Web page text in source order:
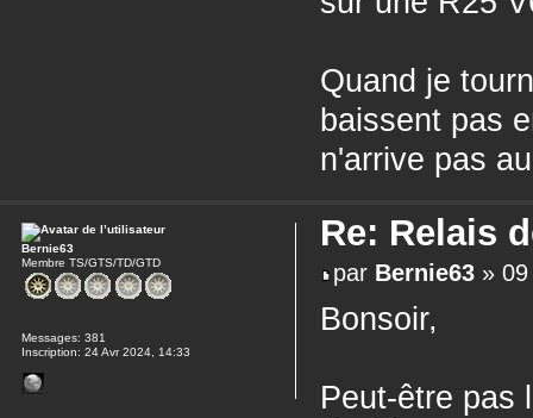
Quand je
baissent pas
n'arrive pas
Re: Relais
par Bernie63 »
Bonsoir,
Peut-être pas
Bernie63
Membre TS/GTS/TD/GTD
Messages: 381
Inscription: 24 Avr 2024, 14:33